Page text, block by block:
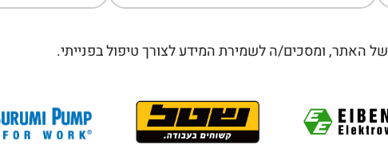
של האתר, ומסכים/ה לשמירת המידע לצורך טיפול בפנייתי.